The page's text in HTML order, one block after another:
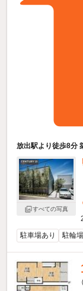
放出駅より徒歩8分
すべての写真
駐車場あり
駐輪